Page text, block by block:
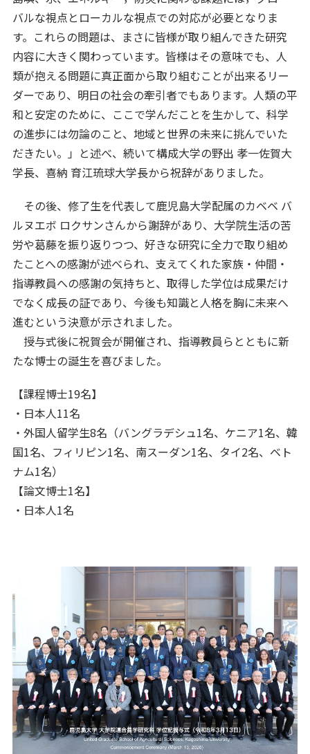
バルな視点とローカルな視点での対応が必要となりま
す。これらの問題は、まさに皆様が取り組んできた研究
内容に大きく関わっています。皆様はその意味でも、人
類が抱える問題に真正面から取り組むことが出来るリー
ダーであり、明日の社会の牽引者でもあります。人類の平
和と安定のために、ここで学んだことを生かして、科学
の進歩には勿論のこと、地域と世界の未来に挑んでいた
だきたい。」と述べ、続いて構成大学の野出 孝一佐賀大
学長、喜納 育江琉球大学長から祝辞がありました。
その後、修了生を代表して鹿児島大学配属のカベベ バ
ルヌエボ ロクサンさんから謝辞があり、大学院生活の苦
労や葛藤を振り返りつつ、好きな研究に全力で取り組め
たことへの感謝が述べられ、支えてくれた家族・仲間・
指導教員への感謝の気持ちと、取得した学位は成果だけ
でなく成長の証であり、今後も知識と人格を胸に未来へ
進むという決意が示されました。
授与式後に祝賀会が開催され、指導教員らとともに新
たな博士の誕生を喜びました。
【課程博士19名】
・日本人11名
・外国人留学生8名（バングラデシュ1名、ケニア1名、韓
国1名、フィリピン1名、南スーダン1名、タイ2名、ベト
ナム1名）
【論文博士1名】
・日本人1名